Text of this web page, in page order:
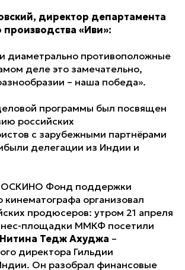
директор департамента
производства «Иви»:
диаметрально противоположные
деле это замечательно,
– наша победа».
программы был посвящен
российских
с зарубежными партнёрами
делегации из Индии и
Фонд поддержки
кинематографа организовал
продюсеров: утром 21 апреля
площадки ММКФ посетили
Нитина Тедж Ахуджа –
директора Гильдии
Он разобрал финансовые